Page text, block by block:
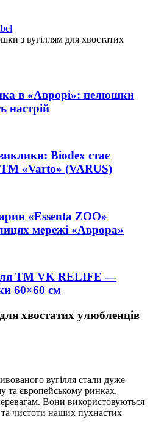
з вугiллям для хвостатих
в «Аврорi»: пелюшки
настрiй
Biodex стає
«Varto» (VARUS)
«Essenta ZOO»
мережi «Аврора»
ТМ VK RELIFE —
60×60 см
хвостатих улюбленцiв
вугілля стали дуже
та європейському ринках,
Вони використовуються
чистоти наших пухнастих